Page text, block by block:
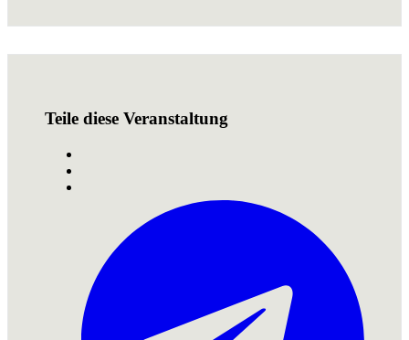
Teile diese Veranstaltung